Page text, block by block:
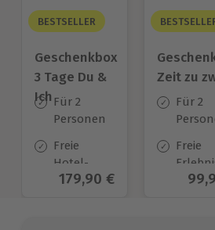
BESTSELLER
Geschenkbox
3 Tage Du &
Ich Für 2
Personen
Freie
Hotel-
Auswahl
Aktueller Preis
179,90 €
Zeit zu
Für 2
Freie